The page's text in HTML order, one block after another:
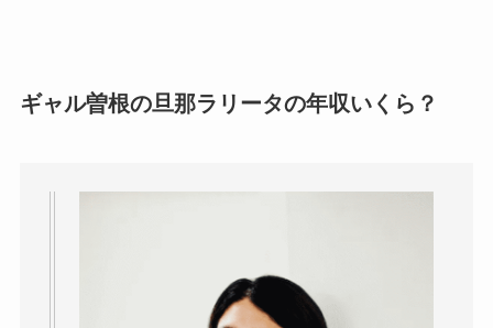
ギャル曽根の旦那ラリータの年収いくら？